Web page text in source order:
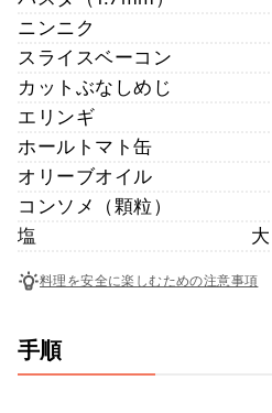
ニンニク
スライスベーコン
カットぶなしめじ
エリンギ
ホールトマト缶
オリーブオイル
コンソメ（顆粒）
塩
料理を安全に楽しむための注意事項
手順